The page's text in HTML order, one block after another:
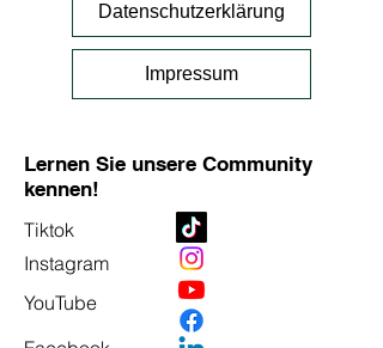
Datenschutzerklärung
Impressum
Lernen Sie unsere Community
kennen!
Tiktok
Instagram
YouTube